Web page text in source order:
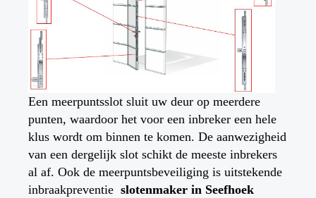
Een meerpuntsslot sluit uw deur op meerdere
punten, waardoor het voor een inbreker een hele
klus wordt om binnen te komen. De aanwezigheid
van een dergelijk slot schikt de meeste inbrekers
al af. Ook de meerpuntsbeveiliging is uitstekende
inbraakpreventie slotenmaker in Seefhoek